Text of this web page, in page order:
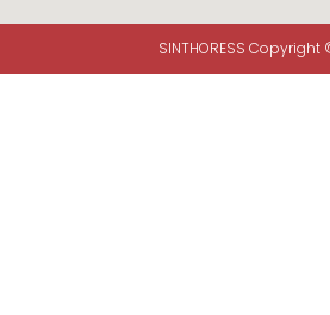
SINTHORESS